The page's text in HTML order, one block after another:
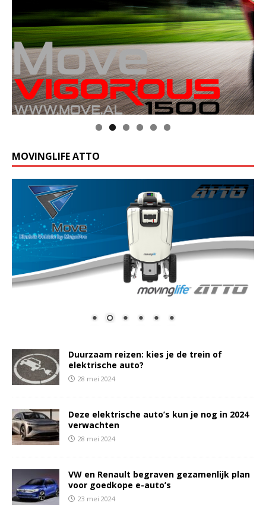
MOVINGLIFE ATTO
Duurzaam reizen: kies je de trein of
elektrische auto?
28 mei 2024
Deze elektrische auto’s kun je nog in 2024
verwachten
28 mei 2024
VW en Renault begraven gezamenlijk plan
voor goedkope e-auto’s
23 mei 2024